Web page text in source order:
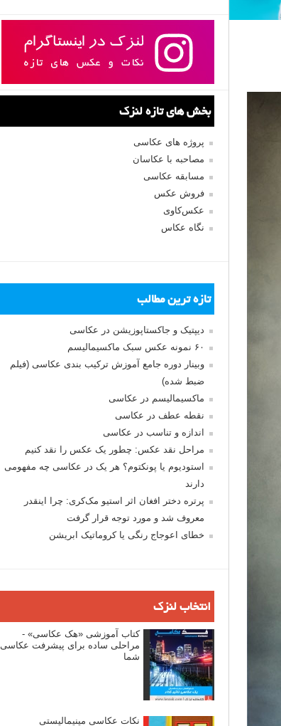
بخش های تازه لنزک
پروژه های عکاسی
مصاحبه با عکاسان
مسابقه عکاسی
فروش عکس
عکس‌کاوی
نگاه عکاس
تازه ترین مطالب
دیپتیک و جاکستا‌پوزیشن در عکاسی
۶۰ نمونه عکس سبک ماکسیمالیسم
وبینار دوره جامع آموزش ترکیب بندی عکاسی (فیلم
ضبط شده)
ماکسیمالیسم در عکاسی
نقطه عطف در عکاسی
اندازه و تناسب در عکاسی
مراحل نقد عکس: چطور یک عکس را نقد کنیم
استودیوم یا پونکتوم؟ هر یک در عکاسی چه مفهومی
دارند
پرتره دختر افغان اثر استیو مک‌کری: چرا اینقدر
معروف شد و مورد توجه قرار گرفت
خطای اعوجاج رنگی یا کروماتیک ابریشن
انتخاب لنزک
کتاب آموزشی «هک عکاسی» -
مراحلی ساده برای پیشرفت عکاسی
شما
نکات عکاسی مینیمالیستی